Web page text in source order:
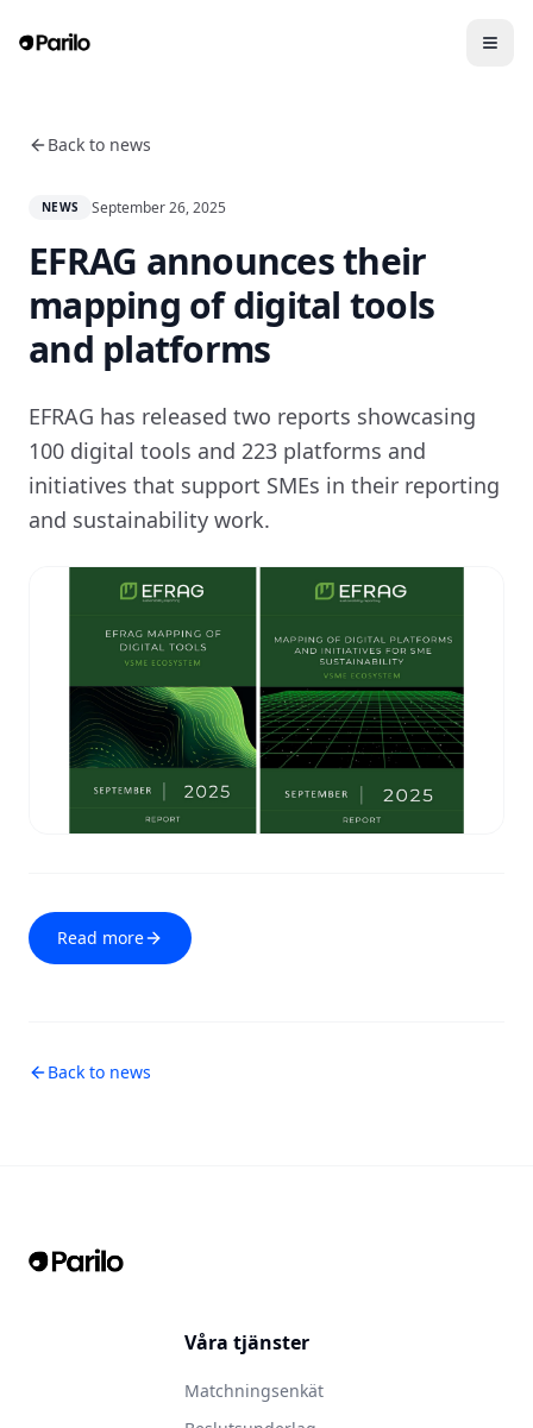
Back to news
NEWS September 26, 2025
EFRAG announces their
mapping of digital tools
and platforms
EFRAG has released two reports showcasing
100 digital tools and 223 platforms and
initiatives that support SMEs in their reporting
and sustainability work.
Read more
Back to news
Våra tjänster
Matchningsenkät